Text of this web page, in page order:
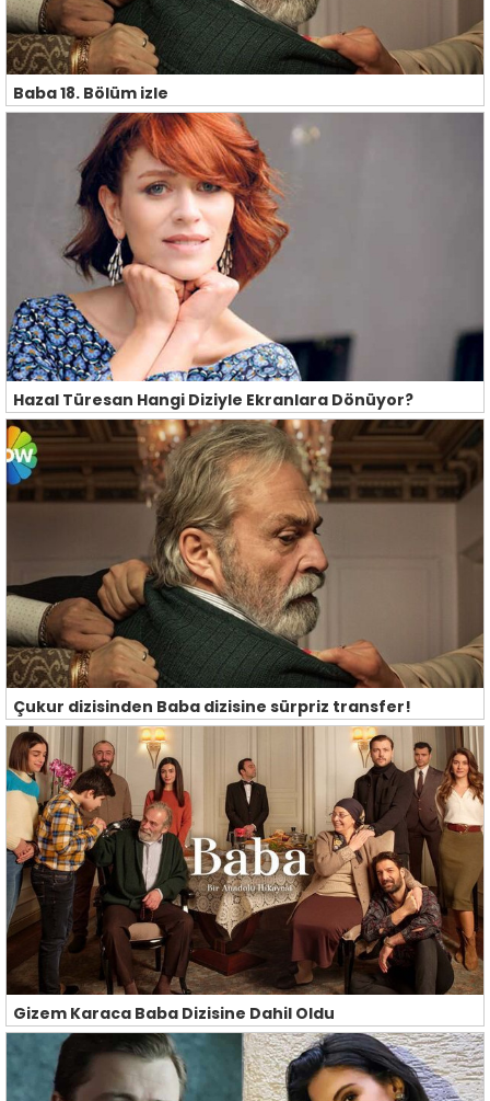
Baba 18. Bölüm izle
Hazal Türesan Hangi Diziyle Ekranlara Dönüyor?
Çukur dizisinden Baba dizisine sürpriz transfer!
Gizem Karaca Baba Dizisine Dahil Oldu